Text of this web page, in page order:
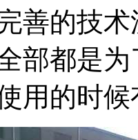
善的技
部都是
用的时